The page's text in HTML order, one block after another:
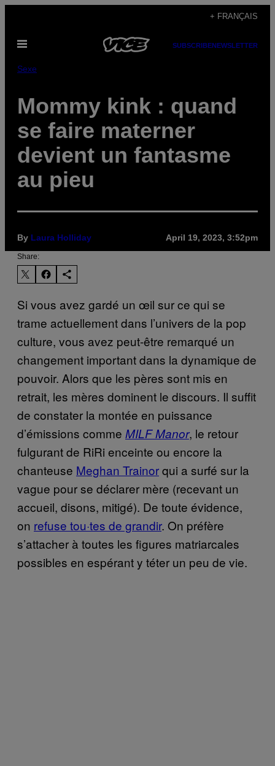
content
+ FRANÇAIS
Open
SUBSCRIBENEWSLETTER
Sexe
Mommy kink : quand
se faire materner
devient un fantasme
au pieu
By Laura Holliday April 19, 2023, 3:52pm
Share:
Si vous avez gardé un œil sur ce qui se
trame actuellement dans l’univers de la pop
culture, vous avez peut-être remarqué un
changement important dans la dynamique de
pouvoir. Alors que les pères sont mis en
retrait, les mères dominent le discours. Il suffit
de constater la montée en puissance
d’émissions comme MILF Manor, le retour
fulgurant de RiRi enceinte ou encore la
chanteuse Meghan Trainorqui a surfé sur la
vague pour se déclarer mère (recevant un
accueil, disons, mitigé). De toute évidence,
on refuse tou·tes de grandir. On préfère
s’attacher à toutes les figures matriarcales
possibles en espérant y téter un peu de vie.